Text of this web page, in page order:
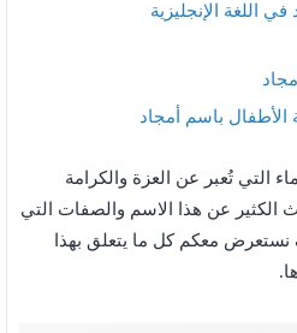
اللغة الإنجليزية
باسم أمجاد
التي تُعبر عن العزة والكرامة
الكثير عن هذا الاسم والصفات التي
معكم كل ما يتعلق بهذا